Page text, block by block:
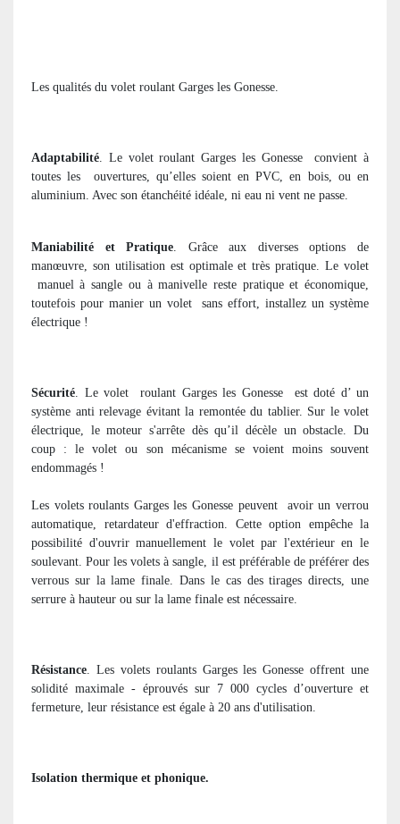
Les qualités du volet roulant Garges les Gonesse.
Adaptabilité . Le volet roulant Garges les Gonesse
convient à
toutes les
ouvertures, qu’elles soient en PVC, en bois, ou en
aluminium. Avec son étanchéité idéale, ni eau ni vent ne passe.
Maniabilité et Pratique . Grâce aux diverses options de
manœuvre, son utilisation est optimale et très pratique. Le volet
manuel à sangle ou à manivelle reste pratique et économique,
toutefois pour manier un volet
sans effort, installez un système
électrique !
Sécurité . Le volet roulant Garges les Gonesse
est doté d’ un
système anti relevage évitant la remontée du tablier. Sur le volet
électrique, le moteur s'arrête dès qu’il décèle un obstacle. Du
coup : le volet ou son mécanisme se voient moins souvent
endommagés !
Les volets roulants Garges les Gonesse peuvent
avoir un verrou
automatique, retardateur d'effraction. Cette option empêche la
possibilité d'ouvrir manuellement le volet par l'extérieur en le
soulevant. Pour les volets à sangle, il est préférable de préférer des
verrous sur la lame finale. Dans le cas des tirages directs, une
serrure à hauteur ou sur la lame finale est nécessaire.
Résistance . Les volets roulants Garges les Gonesse offrent une
solidité maximale - éprouvés sur 7 000 cycles d’ouverture et
fermeture, leur résistance est égale à 20 ans d'utilisation.
Isolation thermique et phonique.